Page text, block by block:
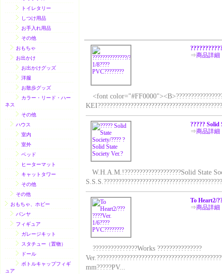
トイレタリー
しつけ用品
お手入れ用品
その他
おもちゃ
お出かけ
お出かけグッズ
洋服
お散歩グッズ
カラー・リード・ハー
ネス
その他
ハウス
室内
室外
ベッド
ヒーターマット
キャットタワー
その他
その他
おもちゃ、ホビー
パンヤ
フィギュア
ガレージキット
スタチュー（置物）
ドール
ボトルキャップフィギ
ュア
⇒商品詳細
<font
????? Solid
⇒商品詳細
W.H.A.M.!???????????????????Solid State
To Heart2/
⇒商品詳細
???????????????Works ???????????????
mm?????PV...